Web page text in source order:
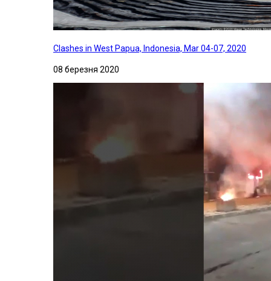
Clashes in West Papua, Indonesia, Mar 04-07, 2020
08 березня 2020